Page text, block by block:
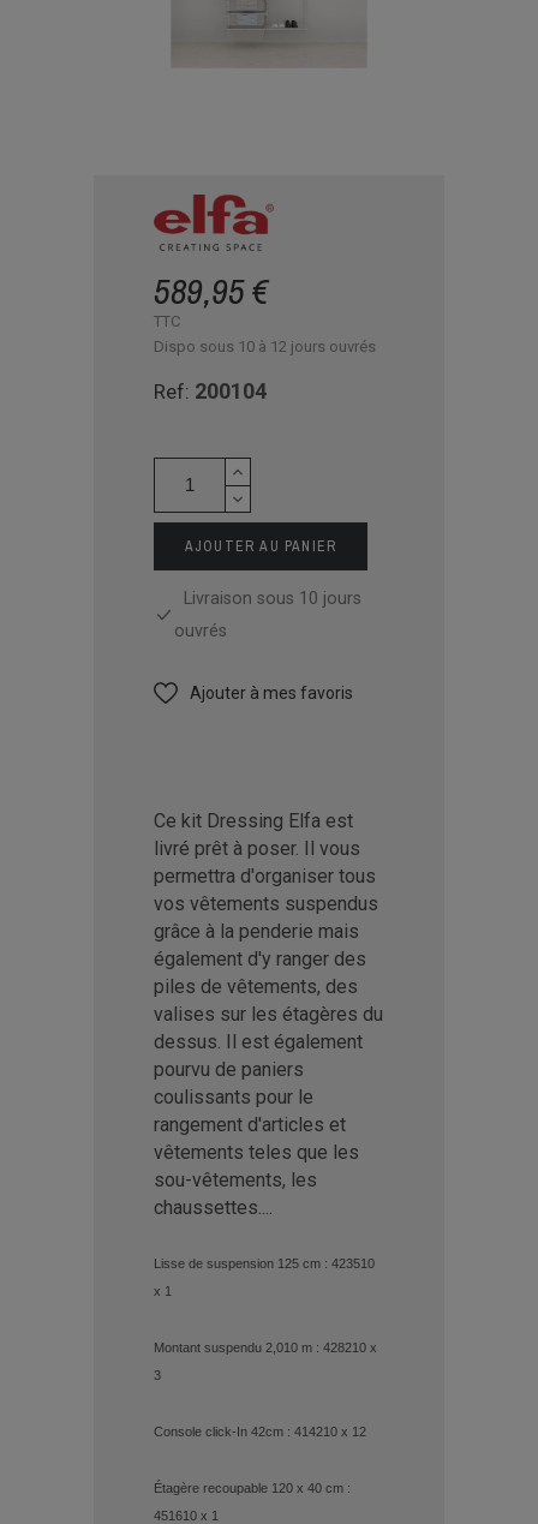
589,95 €
TTC
Dispo sous 10 à 12 jours ouvrés
Ref: 200104
AJOUTER AU PANIER
Livraison sous 10 jours
ouvrés
Ajouter à mes favoris
Ce kit Dressing Elfa est
livré prêt à poser. Il vous
permettra d'organiser tous
vos vêtements suspendus
grâce à la penderie mais
également d'y ranger des
piles de vêtements, des
valises sur les étagères du
dessus. Il est également
pourvu de paniers
coulissants pour le
rangement d'articles et
vêtements teles que les
sou-vêtements, les
chaussettes....
Lisse de suspension 125 cm : 423510
x 1
Montant suspendu 2,010 m : 428210 x
3
Console click-In 42cm : 414210 x 12
Étagère recoupable 120 x 40 cm :
451610 x 1